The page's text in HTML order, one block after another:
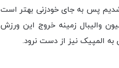
پس به جای خودزنی بهتر است
والیبال زمینه خروج این ورزش
به المپیک نیز از دست نرود.